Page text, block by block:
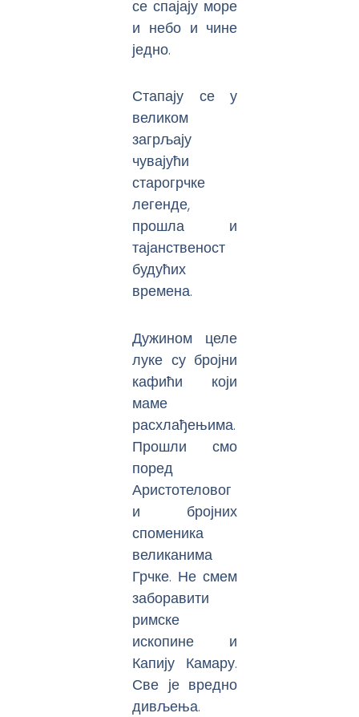
се спајају море
и небо и чине
једно.
Стапају се у
великом
загрљају
чувајући
старогрчке
легенде,
прошла и
тајанственост
будућих
времена.
Дужином целе
луке су бројни
кафићи који
маме
расхлађењима.
Прошли смо
поред
Аристотеловог
и бројних
споменика
великанима
Грчке. Не смем
заборавити
римске
ископине и
Капију Камару.
Све је вредно
дивљења.